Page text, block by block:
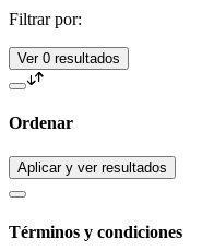
Filtrar por:
Ver 0 resultados
Ordenar
Aplicar y ver resultados
Términos y condiciones